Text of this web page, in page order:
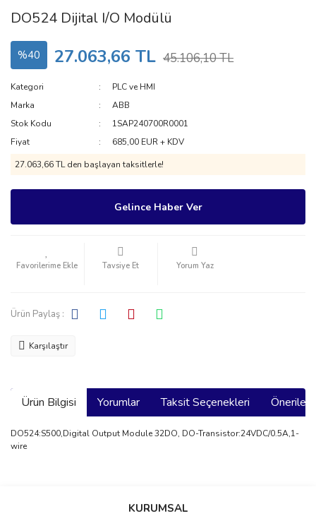
DO524 Dijital I/O Modülü
%40 27.063,66 TL 45.106,10 TL
Kategori
PLC ve HMI
Marka
ABB
Stok Kodu
1SAP240700R0001
Fiyat
685,00 EUR + KDV
27.063,66 TL den başlayan taksitlerle!
Gelince Haber Ver
Tavsiye Et Yorum Yaz
Ürün Paylaş :
Karşılaştır
Ürün Bilgisi Yorumlar Taksit Seçenekleri
DO524:S500,Digital Output Module 32DO, DO-Transistor:24VDC/0.5A,1-
wire
Bu ürüne ilk yorumu siz yapın!
KURUMSAL